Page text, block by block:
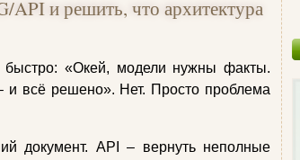
и решить, что архитектура
быстро: «Окей, модели нужны факты.
всё решено». Нет. Просто проблема
документ. API – вернуть неполные